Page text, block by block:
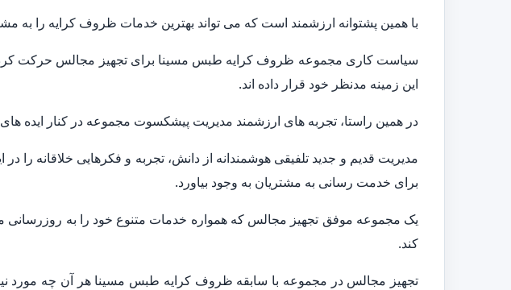
با همین پشتوانه ارزشمند است که می تواند بهترین خدمات ظروف کرایه را به
سیاست کاری مجموعه ظروف کرایه طبس مسینا برای تجهیز مجالس حرکت
این زمینه مدنظر خود قرار داده اند.
در همین راستا، تجربه های ارزشمند مدیریت پیشکسوت مجموعه در کنار ایده
مدیریت قدیم و جدید تلفیقی هوشمندانه از دانش، تجربه و فکرهایی خلاقانه
برای خدمت رسانی به مشتریان به وجود بیاورد.
یک مجموعه موفق تجهیز مجالس که همواره خدمات متنوع خود را به روزرسانی
کند.
تجهیز مجالس در مجموعه با سابقه ظروف کرایه طبس مسینا هر آن چه مورد